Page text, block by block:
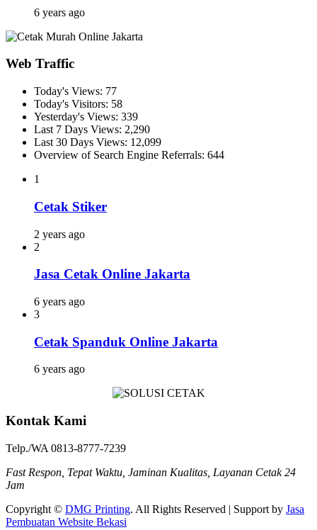
6 years ago
Web Traffic
Today's Views: 77
Today's Visitors: 58
Yesterday's Views: 339
Last 7 Days Views: 2,290
Last 30 Days Views: 12,099
Overview of Search Engine Referrals: 644
1
Cetak Stiker
2 years ago
2
Jasa Cetak Online Jakarta
6 years ago
3
Cetak Spanduk Online Jakarta
6 years ago
Kontak Kami
Telp./WA 0813-8777-7239
Fast Respon, Tepat Waktu, Jaminan Kualitas, Layanan Cetak 24
Jam
Copyright © DMG Printing. All Rights Reserved | Support by Jasa
Pembuatan Website Bekasi